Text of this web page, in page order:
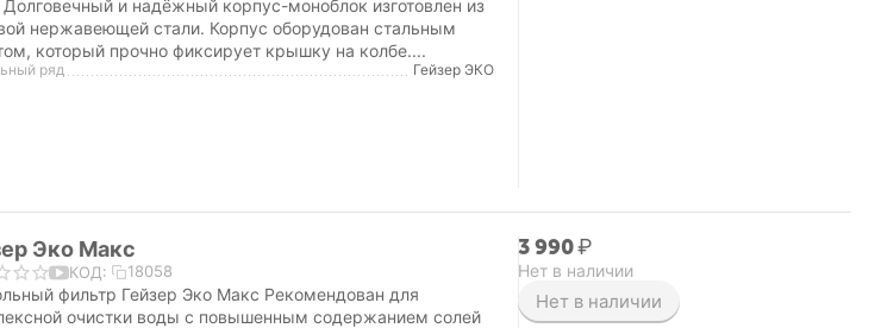
Долговечный и надёжный корпус-моноблок изготовлен из
нержавеющей стали. Корпус оборудован стальным
который прочно фиксирует крышку на колбе....
ряд Гейзер ЭКО
Эко Макс
КОД: 18058
фильтр Гейзер Эко Макс Рекомендован для
очистки воды с повышенным содержанием солей
3 990₽
Нет в наличии
Нет в наличии